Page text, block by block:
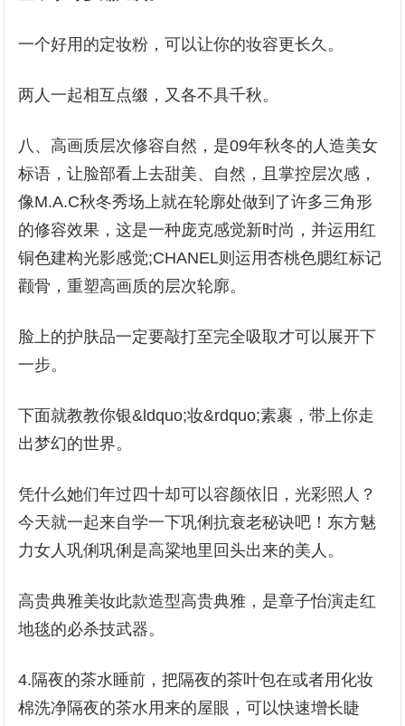
一个好用的定妆粉，可以让你的妆容更长久。
两人一起相互点缀，又各不具千秋。
八、高画质层次修容自然，是09年秋冬的人造美女
标语，让脸部看上去甜美、自然，且掌控层次感，
像M.A.C秋冬秀场上就在轮廓处做到了许多三角形
的修容效果，这是一种庞克感觉新时尚，并运用红
铜色建构光影感觉;CHANEL则运用杏桃色腮红标记
颧骨，重塑高画质的层次轮廓。
脸上的护肤品一定要敲打至完全吸取才可以展开下
一步。
下面就教教你银&ldquo;妆&rdquo;素裹，带上你走
出梦幻的世界。
凭什么她们年过四十却可以容颜依旧，光彩照人？
今天就一起来自学一下巩俐抗衰老秘诀吧！东方魅
力女人巩俐巩俐是高粱地里回头出来的美人。
高贵典雅美妆此款造型高贵典雅，是章子怡演走红
地毯的必杀技武器。
4.隔夜的茶水睡前，把隔夜的茶叶包在或者用化妆
棉洗净隔夜的茶水用来的屋眼，可以快速增长睫